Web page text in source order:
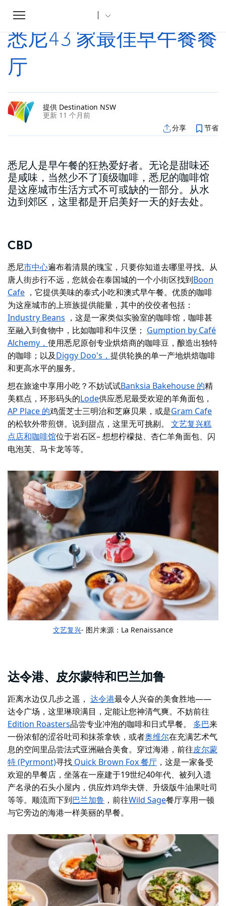
Toggle
navigation
家 悉尼43 家最佳早午餐餐厅
悉尼43 家最佳早午餐餐
厅
提供 Destination NSW
更新 11 个月前
分享 节省
悉尼人是早午餐的狂热爱好者。无论是甜味还
是咸味，当然少不了顶级咖啡，悉尼的咖啡馆
是这座城市生活方式不可或缺的一部分。从水
边到郊区，这里都是开启美好一天的好去处。
CBD
悉尼市中心遍布着清晨的瑰宝，只要你知道去哪里寻找。从
唐人街步行不远，您就会在泰国城的一个小街区找到Boon
Cafe ，它提供美味的泰式小吃和澳式早午餐。优质的咖啡
为这座城市的上班族提供能量，其中的佼佼者包括：
Industry Beans ，这是一家类似实验室的咖啡馆，咖啡甚
至融入到食物中，比如咖啡和牛汉堡； Gumption by Café
Alchemy， 使用悉尼原创专业烘焙商的咖啡豆，酿造出独特
的咖啡；以及Diggy Doo's， 提供轮换的单一产地烘焙咖啡
和更高水平的服务。
想在旅途中享用小吃？不妨试试Banksia Bakehouse 的精
美糕点，环形码头的Lode供应悉尼最受欢迎的羊角面包，
AP Place 的鸡蛋芝士三明治和芝麻贝果，或是Gram Cafe
的松软外带煎饼。说到甜点，这里无可挑剔。 文艺复兴糕
点店和咖啡馆位于岩石区– 想想柠檬挞、杏仁羊角面包、闪
电泡芙、马卡龙等等。
文艺复兴- 图片来源：La Renaissance
达令港、皮尔蒙特和巴兰加鲁
距离水边仅几步之遥， 达令港最令人兴奋的美食胜地——
达令广场，这里琳琅满目，定能让您神清气爽。不妨前往
Edition Roasters品尝专业冲泡的咖啡和日式早餐。 多巴来
一份浓郁的涩谷吐司和抹茶拿铁，或者奥维尔在充满艺术气
息的空间里品尝法式亚洲融合美食。穿过海港，前往皮尔蒙
特 (Pyrmont)寻找 Quick Brown Fox 餐厅 ，这是一家备受
欢迎的早餐店，坐落在一座建于19世纪40年代、被列入遗
产名录的石头小屋内，供应炸鸡华夫饼、升级版牛油果吐司
等等。顺流而下到巴兰加鲁 ，前往Wild Sage餐厅享用一顿
与它旁边的海港一样美丽的早餐。